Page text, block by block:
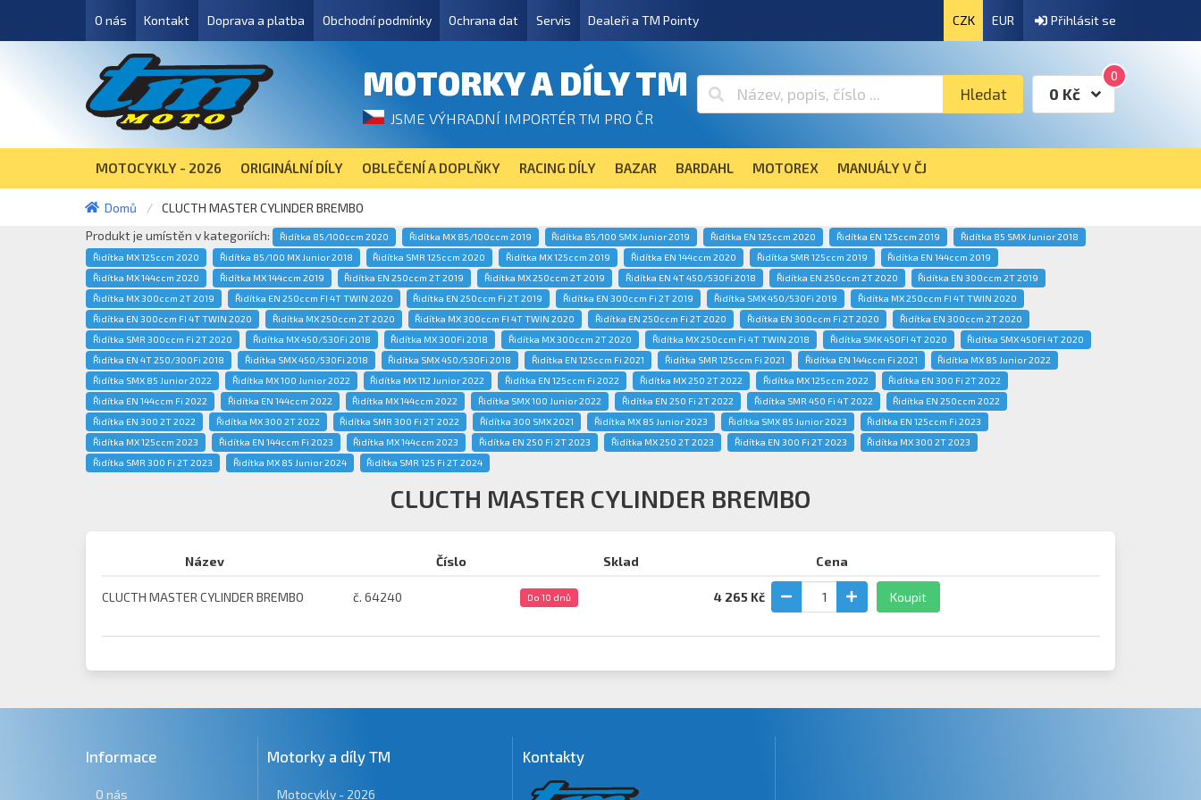
O nás Kontakt Doprava a platba Obchodní podmínky Ochrana dat Servis Dealeři a TM Pointy CZK EUR Přihlásit se
MOTORKY A DÍLY TM
JSME VÝHRADNÍ IMPORTÉR TM PRO ČR
Hledat
0
0 Kč
MOTOCYKLY - 2026 ORIGINÁLNÍ DÍLY OBLEČENÍ A DOPLŇKY RACING DÍLY BAZAR BARDAHL MOTOREX MANUÁLY V ČJ
Domů
CLUCTH MASTER CYLINDER BREMBO
Produkt je umístěn v kategoriích:
Řidítka 85/100ccm 2020 Řidítka MX 85/100ccm 2019 Řidítka 85/100 SMX Junior 2019 Řidítka EN 125ccm 2020 Řidítka EN 125ccm 2019
Řidítka 85 SMX Junior 2018
Řidítka MX 125ccm 2020
Řidítka 85/100 MX Junior 2018 Řidítka SMR 125ccm 2020 Řidítka MX 125ccm 2019 Řidítka EN 144ccm 2020 Řidítka SMR 125ccm 2019
Řidítka EN 144ccm 2019
Řidítka MX 144ccm 2020
Řidítka MX 144ccm 2019 Řidítka EN 250ccm 2T 2019 Řidítka MX 250ccm 2T 2019 Řidítka EN 4T 450/530Fi 2018 Řidítka EN 250ccm 2T 2020
Řidítka EN 300ccm 2T 2019
Řidítka MX 300ccm 2T 2019
Řidítka EN 250ccm FI 4T TWIN 2020 Řidítka EN 250ccm Fi 2T 2019 Řidítka EN 300ccm Fi 2T 2019 Řidítka SMX 450/530Fi 2019
Řidítka MX 250ccm FI 4T TWIN 2020
Řidítka EN 300ccm FI 4T TWIN 2020
Řidítka MX 250ccm 2T 2020 Řidítka MX 300ccm FI 4T TWIN 2020 Řidítka EN 250ccm Fi 2T 2020 Řidítka EN 300ccm Fi 2T 2020
Řidítka EN 300ccm 2T 2020
Řidítka SMR 300ccm Fi 2T 2020
Řidítka MX 450/530Fi 2018 Řidítka MX 300Fi 2018 Řidítka MX 300ccm 2T 2020 Řidítka MX 250ccm Fi 4T TWIN 2018 Řidítka SMK 450FI 4T 2020
Řidítka SMX 450FI 4T 2020
Řidítka EN 4T 250/300Fi 2018
Řidítka SMX 450/530Fi 2018 Řidítka SMX 450/530Fi 2018 Řidítka EN 125ccm Fi 2021 Řidítka SMR 125ccm Fi 2021 Řidítka EN 144ccm Fi 2021
Řidítka MX 85 Junior 2022
Řidítka SMX 85 Junior 2022
Řidítka MX 100 Junior 2022 Řidítka MX 112 Junior 2022 Řidítka EN 125ccm Fi 2022 Řidítka MX 250 2T 2022 Řidítka MX 125ccm 2022
Řidítka EN 300 Fi 2T 2022
Řidítka EN 144ccm Fi 2022
Řidítka EN 144ccm 2022 Řidítka MX 144ccm 2022 Řidítka SMX 100 Junior 2022 Řidítka EN 250 Fi 2T 2022 Řidítka SMR 450 Fi 4T 2022
Řidítka EN 250ccm 2022
Řidítka EN 300 2T 2022
Řidítka MX 300 2T 2022 Řidítka SMR 300 Fi 2T 2022 Řídítka 300 SMX 2021 Řidítka MX 85 Junior 2023 Řidítka SMX 85 Junior 2023
Řidítka EN 125ccm Fi 2023
Řidítka MX 125ccm 2023
Řidítka EN 144ccm Fi 2023 Řidítka MX 144ccm 2023 Řidítka EN 250 Fi 2T 2023 Řidítka MX 250 2T 2023 Řidítka EN 300 Fi 2T 2023
Řidítka MX 300 2T 2023
Řidítka SMR 300 Fi 2T 2023
Řidítka MX 85 Junior 2024 Řidítka SMR 125 Fi 2T 2024
CLUCTH MASTER CYLINDER BREMBO
Název Číslo Sklad Cena
CLUCTH MASTER CYLINDER BREMBO č. 64240 Do 10 dnů 4 265 Kč Koupit
Informace
O nás
Motorky a díly TM
Motocykly - 2026
Kontakty